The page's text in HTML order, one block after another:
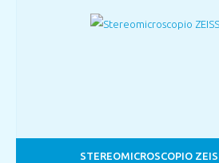
STEREOMICROSCOPIO